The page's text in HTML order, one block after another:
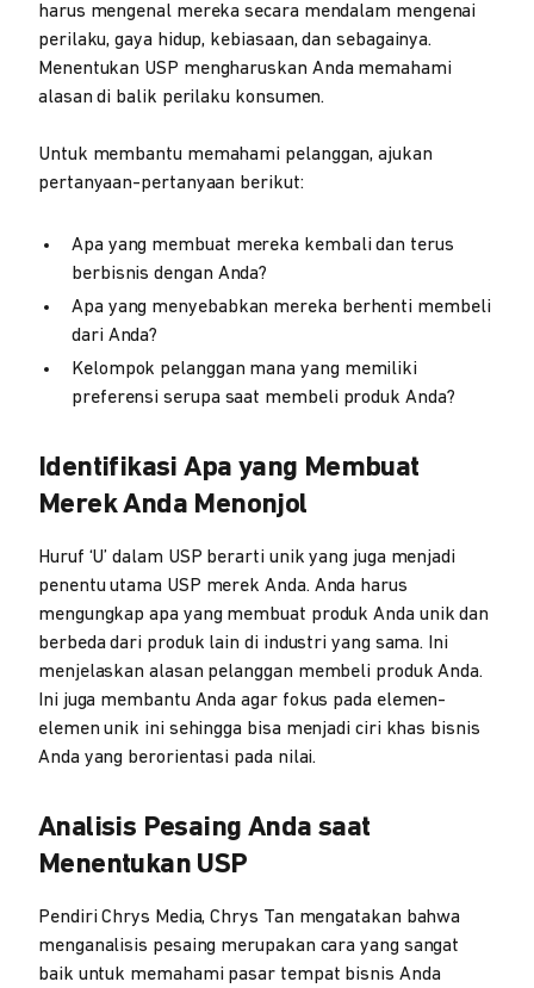
harus mengenal mereka secara mendalam mengenai
perilaku, gaya hidup, kebiasaan, dan sebagainya.
Menentukan USP mengharuskan Anda memahami
alasan di balik perilaku konsumen.
Untuk membantu memahami pelanggan, ajukan
pertanyaan-pertanyaan berikut:
Apa yang membuat mereka kembali dan terus
berbisnis dengan Anda?
Apa yang menyebabkan mereka berhenti membeli
dari Anda?
Kelompok pelanggan mana yang memiliki
preferensi serupa saat membeli produk Anda?
Identifikasi Apa yang Membuat
Merek Anda Menonjol
Huruf ‘U’ dalam USP berarti unik yang juga menjadi
penentu utama USP merek Anda. Anda harus
mengungkap apa yang membuat produk Anda unik dan
berbeda dari produk lain di industri yang sama. Ini
menjelaskan alasan pelanggan membeli produk Anda.
Ini juga membantu Anda agar fokus pada elemen-
elemen unik ini sehingga bisa menjadi ciri khas bisnis
Anda yang berorientasi pada nilai.
Analisis Pesaing Anda saat
Menentukan USP
Pendiri Chrys Media, Chrys Tan mengatakan bahwa
menganalisis pesaing merupakan cara yang sangat
baik untuk memahami pasar tempat bisnis Anda